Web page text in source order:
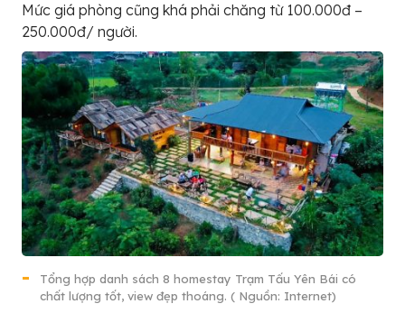
Mức giá phòng cũng khá phải chăng từ 100.000đ –
250.000đ/ người.
Tổng hợp danh sách 8 homestay Trạm Tấu Yên Bái có
chất lượng tốt, view đẹp thoáng. ( Nguồn: Internet)